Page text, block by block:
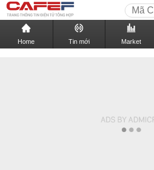
Home Tin mới Market